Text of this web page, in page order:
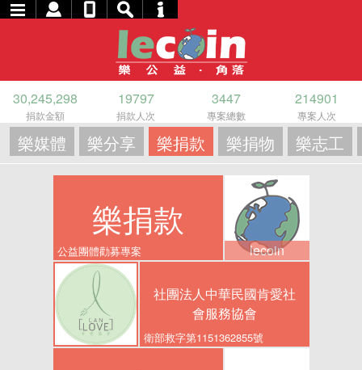
30,245,298
捐款金額
19797
捐款人次
3447
專案總數
214901
專案人次
樂媒體 樂分享 樂捐款 樂捐物 樂志工
樂捐款
公益團體勸募專案 lecoin
社團法人中華民國肯愛社
會服務協會
衛部救字第1151362855號